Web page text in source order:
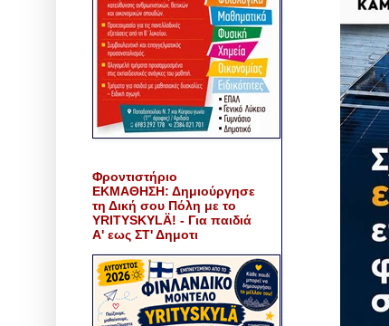
Φροντιστήριο
ΕΚΜΑΘΗΣΗ: Δημιούργησε
τη Δική σου Πόλη με το
YRITYSKYLÄ! - Για παιδιά
Α' εως ΣΤ' Δημοτι